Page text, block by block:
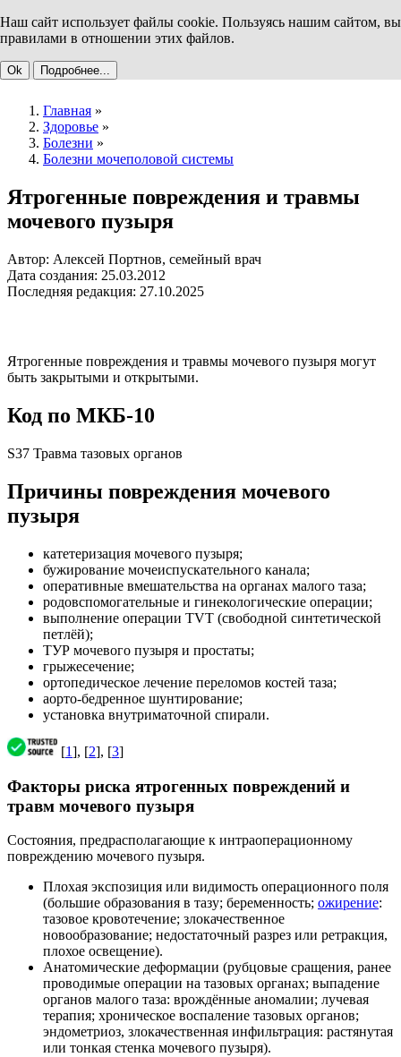
Наш сайт использует файлы cookie. Пользуясь нашим сайтом, вы
правилами в отношении этих файлов.
Ok Подробнее...
Главная »
Здоровье »
Болезни »
Болезни мочеполовой системы
Ятрогенные повреждения и травмы
мочевого пузыря
Автор: Алексей Портнов, семейный врач
Дата создания: 25.03.2012
Последняя редакция: 27.10.2025
Ятрогенные повреждения и травмы мочевого пузыря могут
быть закрытыми и открытыми.
Код по МКБ-10
S37 Травма тазовых органов
Причины повреждения мочевого
пузыря
катетеризация мочевого пузыря;
бужирование мочеиспускательного канала;
оперативные вмешательства на органах малого таза;
родовспомогательные и гинекологические операции;
выполнение операции TVT (свободной синтетической
петлёй);
ТУР мочевого пузыря и простаты;
грыжесечение;
ортопедическое лечение переломов костей таза;
аорто-бедренное шунтирование;
установка внутриматочной спирали.
[1], [2], [3]
Факторы риска ятрогенных повреждений и
травм мочевого пузыря
Состояния, предрасполагающие к интраоперационному
повреждению мочевого пузыря.
Плохая экспозиция или видимость операционного поля
(большие образования в тазу; беременность; ожирение:
тазовое кровотечение; злокачественное
новообразование; недостаточный разрез или ретракция,
плохое освещение).
Анатомические деформации (рубцовые сращения, ранее
проводимые операции на тазовых органах; выпадение
органов малого таза: врождённые аномалии; лучевая
терапия; хроническое воспаление тазовых органов;
эндометриоз, злокачественная инфильтрация: растянутая
или тонкая стенка мочевого пузыря).